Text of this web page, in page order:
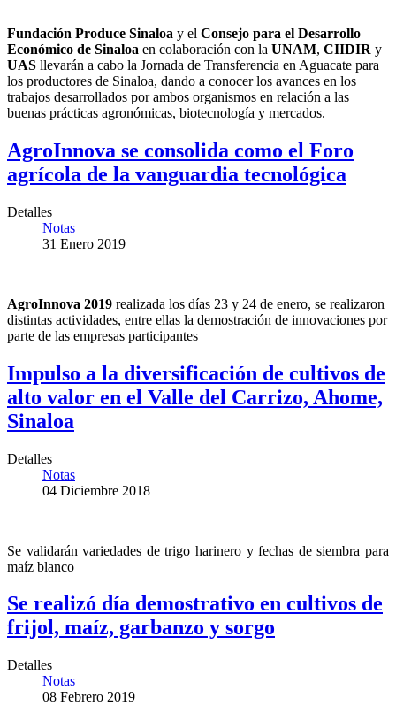
Fundación Produce Sinaloa y el Consejo para el Desarrollo
Económico de Sinaloa en colaboración con la UNAM, CIIDIR y
UAS llevarán a cabo la Jornada de Transferencia en Aguacate para
los productores de Sinaloa, dando a conocer los avances en los
trabajos desarrollados por ambos organismos en relación a las
buenas prácticas agronómicas, biotecnología y mercados.
AgroInnova se consolida como el Foro
agrícola de la vanguardia tecnológica
Detalles
Notas
31 Enero 2019
AgroInnova 2019 realizada los días 23 y 24 de enero, se realizaron
distintas actividades, entre ellas la demostración de innovaciones por
parte de las empresas participantes
Impulso a la diversificación de cultivos de
alto valor en el Valle del Carrizo, Ahome,
Sinaloa
Detalles
Notas
04 Diciembre 2018
Se validarán variedades de trigo harinero y fechas de siembra para
maíz blanco
Se realizó día demostrativo en cultivos de
frijol, maíz, garbanzo y sorgo
Detalles
Notas
08 Febrero 2019